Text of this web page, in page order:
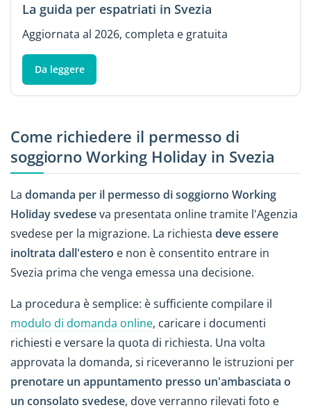
La guida per espatriati in Svezia
Aggiornata al 2026, completa e gratuita
Da leggere
Come richiedere il permesso di
soggiorno Working Holiday in Svezia
La domanda per il permesso di soggiorno Working
Holiday svedeseva presentata online tramite l'Agenzia
svedese per la migrazione. La richiesta deve essere
inoltrata dall'estero e non è consentito entrare in
Svezia prima che venga emessa una decisione.
La procedura è semplice: è sufficiente compilare il
modulo di domanda online, caricare i documenti
richiesti e versare la quota di richiesta. Una volta
approvata la domanda, si riceveranno le istruzioni per
prenotare un appuntamento presso un'ambasciata o
un consolato svedese, dove verranno rilevati foto e